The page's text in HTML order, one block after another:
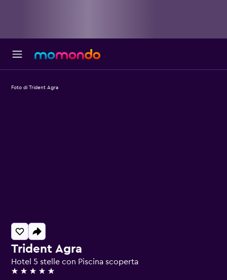
Trident Agra
Hotel 5 stelle con Piscina scoperta
5 stelle
Foto di Trident Agra